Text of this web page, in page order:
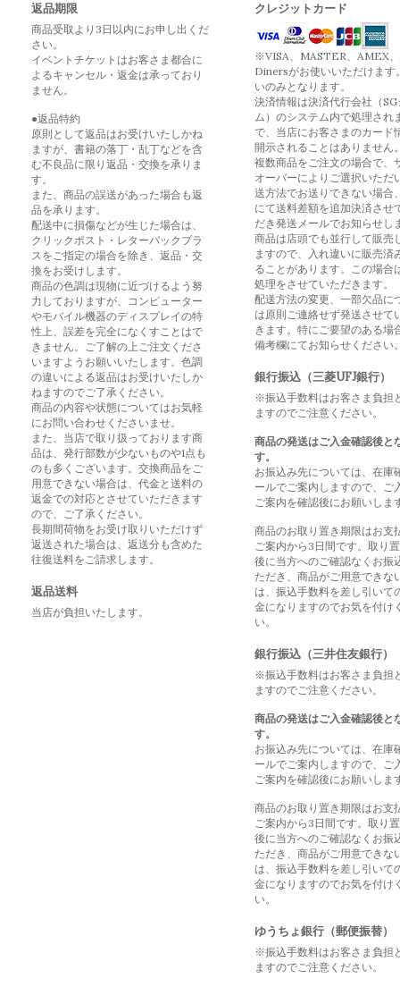
返品期限
商品受取より3日以内にお申し出くだ
さい。
イベントチケットはお客さま都合に
よるキャンセル・返金は承っており
ません。
●返品特約
原則として返品はお受けいたしかね
ますが、書籍の落丁・乱丁などを含
む不良品に限り返品・交換を承りま
す。
また、商品の誤送があった場合も返
品を承ります。
配送中に損傷などが生じた場合は、
クリックポスト・レターパックプラ
スをご指定の場合を除き、返品・交
換をお受けします。
商品の色調は現物に近づけるよう努
力しておりますが、コンピューター
やモバイル機器のディスプレイの特
性上、誤差を完全になくすことはで
きません。ご了解の上ご注文くださ
いますようお願いいたします。色調
の違いによる返品はお受けいたしか
ねますのでご了承ください。
商品の内容や状態についてはお気軽
にお問い合わせくださいませ。
また、当店で取り扱っております商
品は、発行部数が少ないものや1点も
のも多くございます。交換商品をご
用意できない場合は、代金と送料の
返金での対応とさせていただきます
ので、ご了承ください。
長期間荷物をお受け取りいただけず
返送された場合は、返送分も含めた
往復送料をご請求します。
返品送料
当店が負担いたします。
クレジットカード
※VISA、MASTER、AMEX、
Dinersがお使いいただけます
いのみとなります。
決済情報は決済代行会社（
ム）のシステム内で処理され
で、当店にお客さまのカード
開示されることはありません
複数商品をご注文の場合で、
オーバーによりご選択いただ
送方法でお送りできない場合
にて送料差額を追加決済させ
だき発送メールでお知らせし
商品は店頭でも並行して販売
ますので、入れ違いに販売済
ることがあります。この場合
処理をさせていただきます。
配送方法の変更、一部欠品に
は原則ご連絡せず発送させて
きます。特にご要望のある場
備考欄にてお知らせください
銀行振込（三菱UFJ銀行）
※振込手数料はお客さま負担
ますのでご注意ください。
商品の発送はご入金確認後と
す。
お振込み先については、在庫
ールでご案内しますので、ご
ご案内を確認後にお願いしま
商品のお取り置き期限はお支
ご案内から3日間です。取り
後に当方へのご確認なくお振
ただき、商品がご用意できな
は、振込手数料を差し引いて
金になりますのでお気を付け
い。
銀行振込（三井住友銀行）
※振込手数料はお客さま負担
ますのでご注意ください。
商品の発送はご入金確認後と
す。
お振込み先については、在庫
ールでご案内しますので、ご
ご案内を確認後にお願いしま
商品のお取り置き期限はお支
ご案内から3日間です。取り
後に当方へのご確認なくお振
ただき、商品がご用意できな
は、振込手数料を差し引いて
金になりますのでお気を付け
い。
ゆうちょ銀行（郵便振替）
※振込手数料はお客さま負担
ますのでご注意ください。